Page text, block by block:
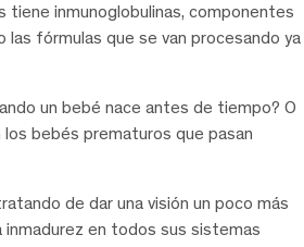
tiene inmunoglobulinas, componentes
fórmulas que se van procesando ya
un bebé nace antes de tiempo? O
bebés prematuros que pasan
de dar una visión un poco más
inmadurez en todos sus sistemas